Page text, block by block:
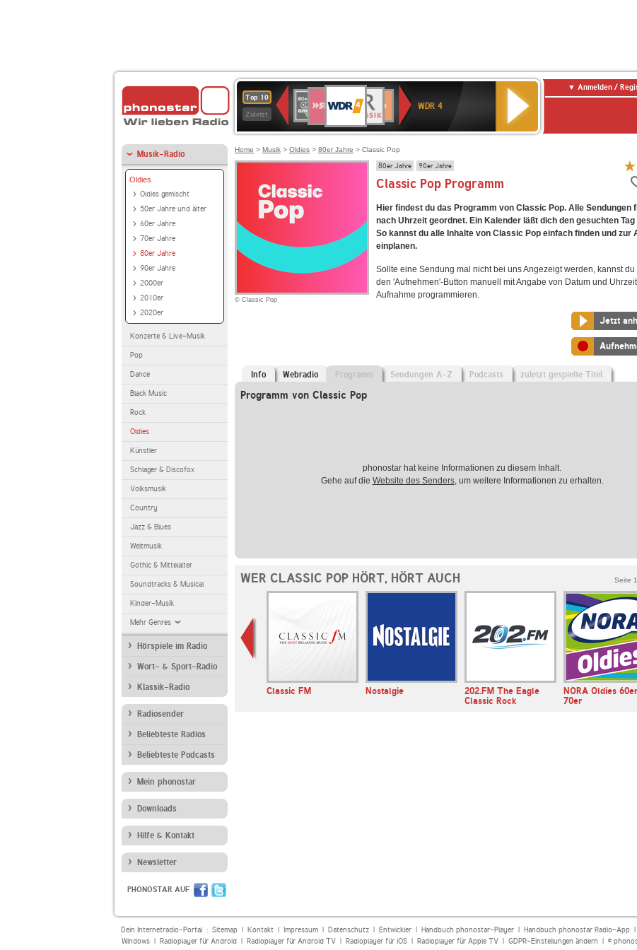
Top 10
Zuletzt
Deutschlandfunk
80er
90er
OLDIE
ANTENNE
4
KLASSIK
Deutschlandfunk
Kultur
Kultur
2
WDR 4
Anmelden /
Musik-Radio
Oldies
Oldies gemischt
50er Jahre und älter
60er Jahre
70er Jahre
80er Jahre
90er Jahre
2000er
2010er
2020er
Konzerte & Live-Musik
Pop
Dance
Black Music
Rock
Oldies
Künstler
Schlager & Discofox
Volksmusik
Country
Jazz & Blues
Weltmusik
Gothic & Mittelalter
Soundtracks & Musical
Kinder-Musik
Mehr Genres
Hörspiele im Radio
Wort- & Sport-Radio
Klassik-Radio
Radiosender
Beliebteste Radios
Beliebteste Podcasts
Mein phonostar
Downloads
Hilfe & Kontakt
Newsletter
PHONOSTAR AUF
Home > Musik > Oldies > 80er Jahre > Classic Pop
© Classic Pop
80er Jahre 90er Jahre
Classic Pop Programm
Hier findest du das Programm von Classic Pop. Alle Sendungen
nach Uhrzeit geordnet. Ein Kalender läßt dich den gesuchten
So kannst du alle Inhalte von Classic Pop einfach finden und zur
einplanen.
Sollte eine Sendung mal nicht bei uns Angezeigt werden, kannst
den 'Aufnehmen'-Button manuell mit Angabe von Datum und
Aufnahme programmieren.
Jetzt
Info Webradio Programm Sendungen A-Z Podcasts zuletzt gespielte Titel
Programm von Classic Pop
phonostar hat keine Informationen zu diesem Inhalt.
Gehe auf die Website des Senders, um weitere Informationen zu erhalten.
WER CLASSIC POP HÖRT, HÖRT AUCH Seite 1
Classic FM Nostalgie
202.FM The Eagle
Classic Rock
NORA Oldies
70er
Dein Internetradio-Portal : Sitemap| Kontakt| Impressum| Datenschutz| Entwickler| Handbuch phonostar-Player| Handbuch phonostar Radio-App|
Windows| Radioplayer für Android| Radioplayer für Android TV| Radioplayer für iOS| Radioplayer für Apple TV| GDPR-Einstellungen ändern | ©